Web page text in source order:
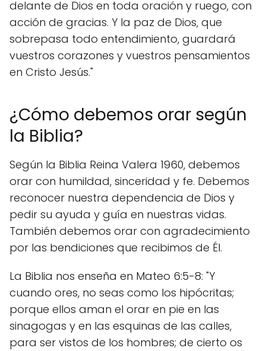
delante de Dios en toda oración y ruego, con
acción de gracias. Y la paz de Dios, que
sobrepasa todo entendimiento, guardará
vuestros corazones y vuestros pensamientos
en Cristo Jesús."
¿Cómo debemos orar según
la Biblia?
Según la Biblia Reina Valera 1960, debemos
orar con humildad, sinceridad y fe. Debemos
reconocer nuestra dependencia de Dios y
pedir su ayuda y guía en nuestras vidas.
También debemos orar con agradecimiento
por las bendiciones que recibimos de Él.
La Biblia nos enseña en Mateo 6:5-8: "Y
cuando ores, no seas como los hipócritas;
porque ellos aman el orar en pie en las
sinagogas y en las esquinas de las calles,
para ser vistos de los hombres; de cierto os